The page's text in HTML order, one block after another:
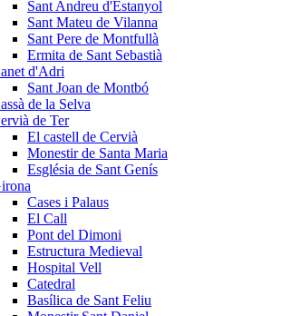
Sant Andreu d'Estanyol
Sant Mateu de Vilanna
Sant Pere de Montfullà
Ermita de Sant Sebastià
d'Adri
Sant Joan de Montbó
de la Selva
de Ter
El castell de Cervià
Monestir de Santa Maria
Església de Sant Genís
Cases i Palaus
El Call
Pont del Dimoni
Estructura Medieval
Hospital Vell
Catedral
Basílica de Sant Feliu